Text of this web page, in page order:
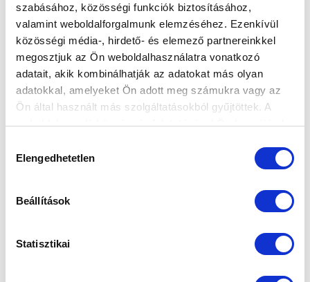
szabásához, közösségi funkciók biztosításához,
valamint weboldalforgalmunk elemzéséhez. Ezenkívül
közösségi média-, hirdető- és elemező partnereinkkel
megosztjuk az Ön weboldalhasználatra vonatkozó
adatait, akik kombinálhatják az adatokat más olyan
adatokkal, amelyeket Ön adott meg számukra vagy az
Ön által használt más szolgáltatásokból gyűjtöttek. A
weboldalon való böngészés folytatásával Ön hozzájárul a
kiválasztása
Elengedhetetlen
Beállítások
Statisztikai
MÁJUS 25-ÉN TOBORZÓT TARTUNK
2023-05-05 10:46:16
Három korosztályban várjuk a lányok jelentkezését.